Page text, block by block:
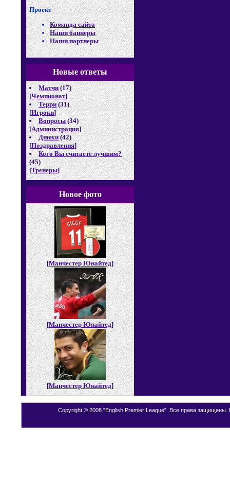
Проект
Команда сайта
Наши баннеры
Наши партнеры
Новые ответы
Матчи (17)
[Чемпионат]
Терри (31)
[Игроки]
Вопросы (34)
[Администрация]
Днюхи (42)
[Поздравления]
Кого Вы считаете лучшим?
(45)
[Тренеры]
Новое фото
[Манчестер Юнайтед]
[Манчестер Юнайтед]
[Манчестер Юнайтед]
Copyright © 2008 "English Premier League". Все права защищены.